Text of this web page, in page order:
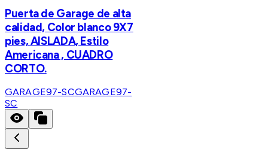
Puerta de Garage de alta
calidad, Color blanco 9X7
pies, AISLADA, Estilo
Americana , CUADRO
CORTO.
GARAGE97-SCGARAGE97-
SC